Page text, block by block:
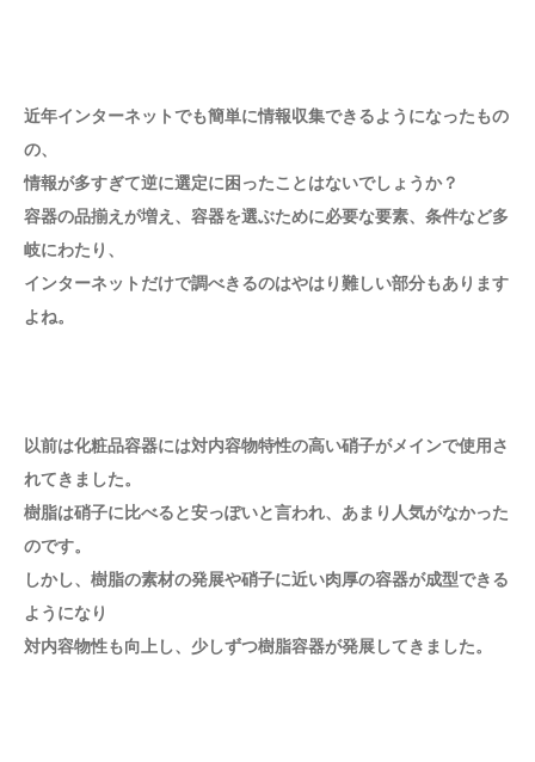
近年インターネットでも簡単に情報収集できるようになったもの
の、
情報が多すぎて逆に選定に困ったことはないでしょうか？
容器の品揃えが増え、容器を選ぶために必要な要素、条件など多
岐にわたり、
インターネットだけで調べきるのはやはり難しい部分もあります
よね。
以前は化粧品容器には対内容物特性の高い硝子がメインで使用さ
れてきました。
樹脂は硝子に比べると安っぽいと言われ、あまり人気がなかった
のです。
しかし、樹脂の素材の発展や硝子に近い肉厚の容器が成型できる
ようになり
対内容物性も向上し、少しずつ樹脂容器が発展してきました。